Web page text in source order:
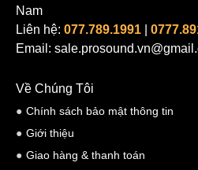
Loa karaoke Maingo E150 - Sự
Khi đến với một buổi karaoke, chất
tạo nên một trải nghiệm tuyệt vời.
mọi mong đợi của bạn với chất âm
Nam
Liên hệ: 077.789.1991
Email:
Về Chúng Tôi
Chính sách bảo mật thông tin
Giới thiệu
Giao hàng & thanh toán